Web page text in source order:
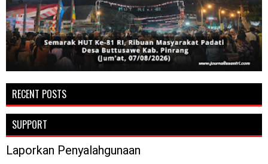
RECENT POSTS
SUPPORT
Laporkan Penyalahgunaan